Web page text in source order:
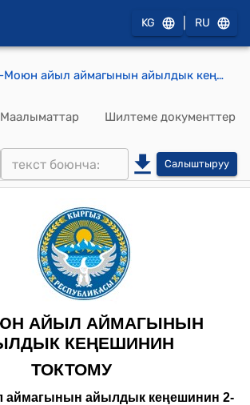
KG RU
Ак-Моюн айыл аймагынын айылдык кеңешинин 2022-жылдын 22-февралындагы № 2/5 “Бирлик-Булак” ИСКАКБ таза суусунун 2023-жылга карата бюджетин бекитүү жөнүндө" токтому
Маалыматтар Шилтеме документтер
Салыштыруу